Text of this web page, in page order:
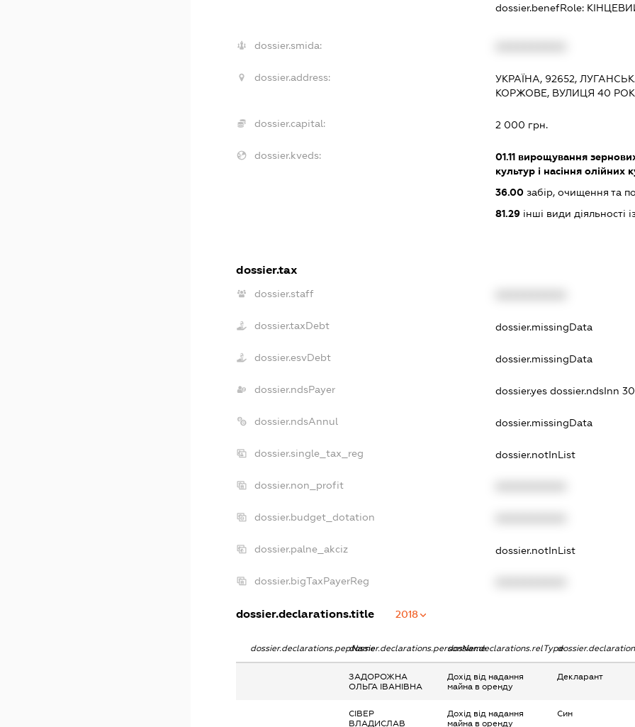
dossier.benefRole:
dossier.smida:
dossier.address:
УКРАЇНА, 92652,
КОРЖОВЕ, ВУЛИЦЯ 40
dossier.capital: 2 000 грн.
dossier.kveds: 01.11вирощування
культур і насіння олійних
36.00забір, очищення та
81.29інші види діяльності
dossier.tax
dossier.staff
dossier.taxDebt dossier.missingData
dossier.esvDebt dossier.missingData
dossier.ndsPayer dossier.yes dossier.ndsInn
dossier.ndsAnnul dossier.missingData
dossier.single_tax_reg dossier.notInList
dossier.non_profit
dossier.budget_dotation
dossier.palne_akciz dossier.notInList
dossier.bigTaxPayerReg
dossier.declarations.title 2018
dossier.declarations.pepNamedossier.declarations.personNamedossier.declarations.relType
ЗАДОРОЖНА
ОЛЬГА ІВАНІВНА
Дохід від надання
майна в оренду
Декларант
СІВЕР
ВЛАДИСЛАВ
Дохід від надання
майна в оренду
Син